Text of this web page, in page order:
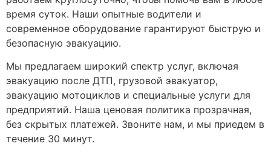
время суток. Наши опытные водители и
современное оборудование гарантируют быструю и
безопасную эвакуацию.
Мы предлагаем широкий спектр услуг, включая
эвакуацию после ДТП, грузовой эвакуатор,
эвакуацию мотоциклов и специальные услуги для
предприятий. Наша ценовая политика прозрачная,
без скрытых платежей. Звоните нам, и мы приедем в
течение 30 минут.